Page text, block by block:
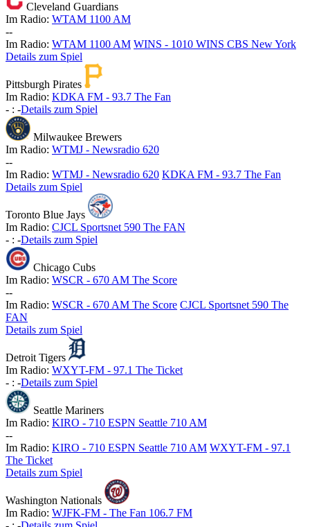
Cleveland Guardians
Im Radio: WTAM 1100 AM
--
Im Radio: WTAM 1100 AM WINS - 1010 WINS CBS New York
Details zum Spiel
Pittsburgh Pirates
Im Radio: KDKA FM - 93.7 The Fan
- : -Details zum Spiel
Milwaukee Brewers
Im Radio: WTMJ - Newsradio 620
--
Im Radio: WTMJ - Newsradio 620 KDKA FM - 93.7 The Fan
Details zum Spiel
Toronto Blue Jays
Im Radio: CJCL Sportsnet 590 The FAN
- : -Details zum Spiel
Chicago Cubs
Im Radio: WSCR - 670 AM The Score
--
Im Radio: WSCR - 670 AM The Score CJCL Sportsnet 590 The
FAN
Details zum Spiel
Detroit Tigers
Im Radio: WXYT-FM - 97.1 The Ticket
- : -Details zum Spiel
Seattle Mariners
Im Radio: KIRO - 710 ESPN Seattle 710 AM
--
Im Radio: KIRO - 710 ESPN Seattle 710 AM WXYT-FM - 97.1
The Ticket
Details zum Spiel
Washington Nationals
Im Radio: WJFK-FM - The Fan 106.7 FM